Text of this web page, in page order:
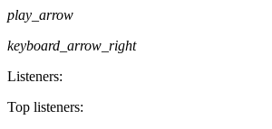
play_arrow
keyboard_arrow_right
Listeners:
Top listeners: